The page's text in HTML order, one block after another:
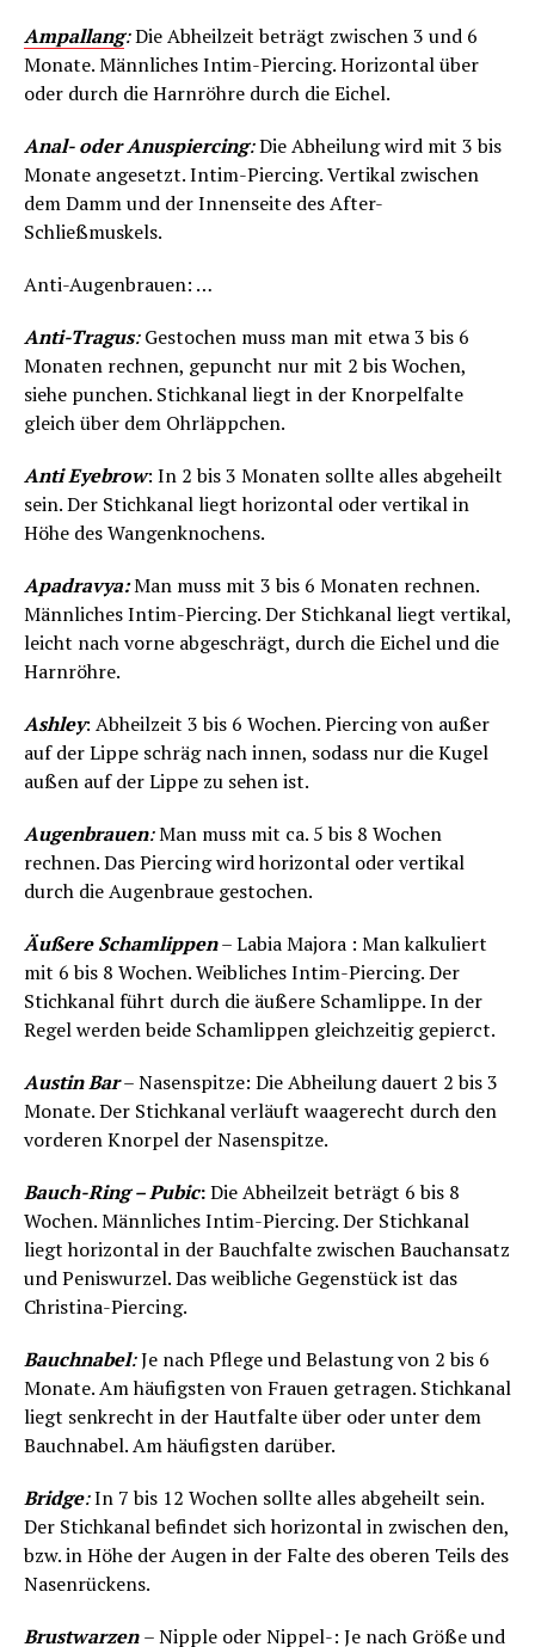
Ampallang:Die Abheilzeit beträgt zwischen 3 und 6
Monate. Männliches Intim-Piercing. Horizontal über
oder durch die Harnröhre durch die Eichel.
Anal- oder Anuspiercing:Die Abheilung wird mit 3 bis
Monate angesetzt. Intim-Piercing. Vertikal zwischen
dem Damm und der Innenseite des After-
Schließmuskels.
Anti-Augenbrauen: …
Anti-Tragus:Gestochen muss man mit etwa 3 bis 6
Monaten rechnen, gepuncht nur mit 2 bis Wochen,
siehe punchen. Stichkanal liegt in der Knorpelfalte
gleich über dem Ohrläppchen.
Anti Eyebrow: In 2 bis 3 Monaten sollte alles abgeheilt
sein. Der Stichkanal liegt horizontal oder vertikal in
Höhe des Wangenknochens.
Apadravya:Man muss mit 3 bis 6 Monaten rechnen.
Männliches Intim-Piercing. Der Stichkanal liegt vertikal,
leicht nach vorne abgeschrägt, durch die Eichel und die
Harnröhre.
Ashley: Abheilzeit 3 bis 6 Wochen. Piercing von außer
auf der Lippe schräg nach innen, sodass nur die Kugel
außen auf der Lippe zu sehen ist.
Augenbrauen:Man muss mit ca. 5 bis 8 Wochen
rechnen. Das Piercing wird horizontal oder vertikal
durch die Augenbraue gestochen.
Äußere Schamlippen– Labia Majora : Man kalkuliert
mit 6 bis 8 Wochen. Weibliches Intim-Piercing. Der
Stichkanal führt durch die äußere Schamlippe. In der
Regel werden beide Schamlippen gleichzeitig gepierct.
Austin Bar– Nasenspitze: Die Abheilung dauert 2 bis 3
Monate. Der Stichkanal verläuft waagerecht durch den
vorderen Knorpel der Nasenspitze.
Bauch-Ring – Pubic:Die Abheilzeit beträgt 6 bis 8
Wochen. Männliches Intim-Piercing. Der Stichkanal
liegt horizontal in der Bauchfalte zwischen Bauchansatz
und Peniswurzel. Das weibliche Gegenstück ist das
Christina-Piercing.
Bauchnabel:Je nach Pflege und Belastung von 2 bis 6
Monate. Am häufigsten von Frauen getragen. Stichkanal
liegt senkrecht in der Hautfalte über oder unter dem
Bauchnabel. Am häufigsten darüber.
Bridge:In 7 bis 12 Wochen sollte alles abgeheilt sein.
Der Stichkanal befindet sich horizontal in zwischen den,
bzw. in Höhe der Augen in der Falte des oberen Teils des
Nasenrückens.
Brustwarzen – Nipple oder Nippel-: Je nach Größe und